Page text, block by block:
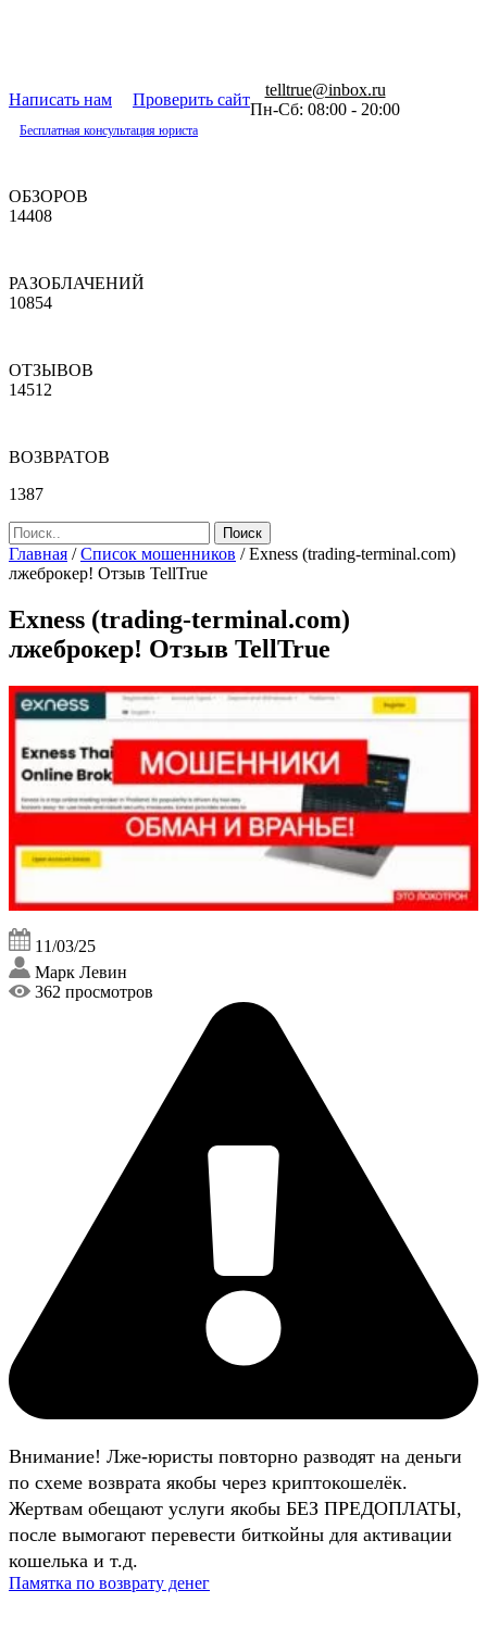
Написать нам Проверить сайт
telltrue@inbox.ru
Пн-Сб: 08:00 - 20:00
Бесплатная консультация юриста
ОБЗОРОВ
14408
РАЗОБЛАЧЕНИЙ
10854
ОТЗЫВОВ
14512
ВОЗВРАТОВ
1387
Главная /Список мошенников /Exness (trading-terminal.com)
лжеброкер! Отзыв TellTrue
Exness (trading-terminal.com)
лжеброкер! Отзыв TellTrue
11/03/25
Марк Левин
362 просмотров
Внимание! Лже-юристы повторно разводят на деньги
по схеме возврата якобы через криптокошелёк.
Жертвам обещают услуги якобы БЕЗ ПРЕДОПЛАТЫ,
после вымогают перевести биткойны для активации
кошелька и т.д.
Памятка по возврату денег